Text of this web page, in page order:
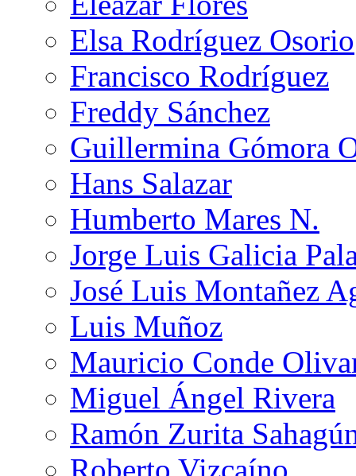
Elsa Rodríguez Osorio
Francisco Rodríguez
Freddy Sánchez
Guillermina Gómora
Hans Salazar
Humberto Mares N.
Jorge Luis Galicia
José Luis Montañez
Luis Muñoz
Mauricio Conde
Miguel Ángel Rivera
Ramón Zurita
Roberto Vizcaíno